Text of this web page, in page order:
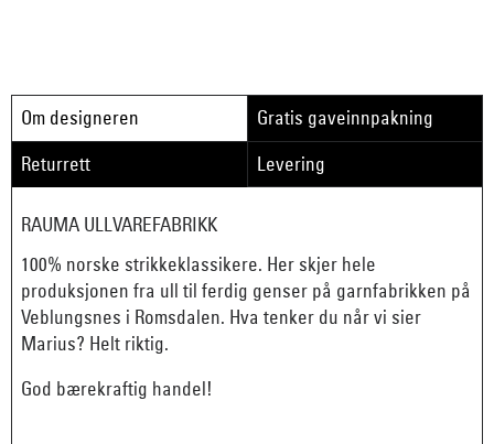
Om designeren
Gratis gaveinnpakning
Returrett
Levering
RAUMA ULLVAREFABRIKK
100% norske strikkeklassikere. Her skjer hele
produksjonen fra ull til ferdig genser på garnfabrikken på
Veblungsnes i Romsdalen. Hva tenker du når vi sier
Marius? Helt riktig.
God bærekraftig handel!